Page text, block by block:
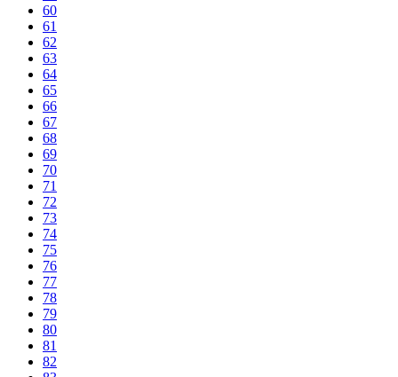
60
61
62
63
64
65
66
67
68
69
70
71
72
73
74
75
76
77
78
79
80
81
82